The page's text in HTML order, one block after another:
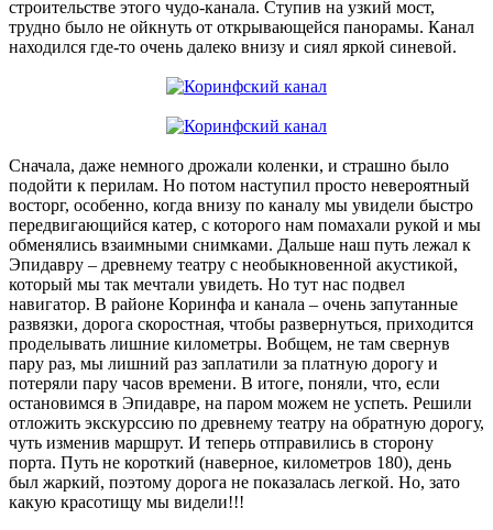
строительстве этого чудо-канала. Ступив на узкий мост,
трудно было не ойкнуть от открывающейся панорамы. Канал
находился где-то очень далеко внизу и сиял яркой синевой.
Сначала, даже немного дрожали коленки, и страшно было
подойти к перилам. Но потом наступил просто невероятный
восторг, особенно, когда внизу по каналу мы увидели быстро
передвигающийся катер, с которого нам помахали рукой и мы
обменялись взаимными снимками. Дальше наш путь лежал к
Эпидавру – древнему театру с необыкновенной акустикой,
который мы так мечтали увидеть. Но тут нас подвел
навигатор. В районе Коринфа и канала – очень запутанные
развязки, дорога скоростная, чтобы развернуться, приходится
проделывать лишние километры. Вобщем, не там свернув
пару раз, мы лишний раз заплатили за платную дорогу и
потеряли пару часов времени. В итоге, поняли, что, если
остановимся в Эпидавре, на паром можем не успеть. Решили
отложить экскурссию по древнему театру на обратную дорогу,
чуть изменив маршрут. И теперь отправились в сторону
порта. Путь не короткий (наверное, километров 180), день
был жаркий, поэтому дорога не показалась легкой. Но, зато
какую красотищу мы видели!!!